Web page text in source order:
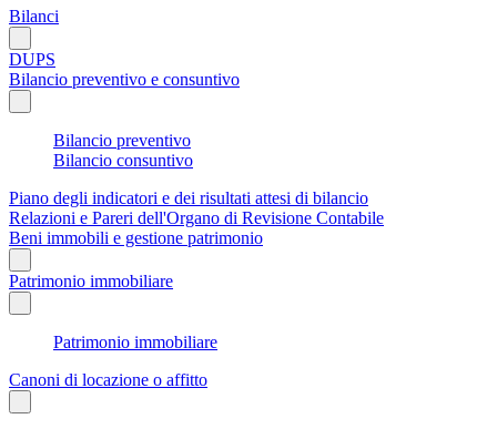
Bilanci
DUPS
Bilancio preventivo e consuntivo
Bilancio preventivo
Bilancio consuntivo
Piano degli indicatori e dei risultati attesi di bilancio
Relazioni e Pareri dell'Organo di Revisione Contabile
Beni immobili e gestione patrimonio
Patrimonio immobiliare
Patrimonio immobiliare
Canoni di locazione o affitto